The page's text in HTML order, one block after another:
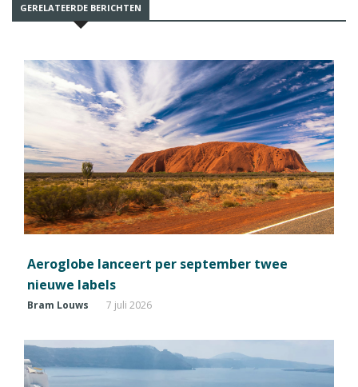
GERELATEERDE BERICHTEN
Aeroglobe lanceert per september twee
nieuwe labels
Bram Louws 7 juli 2026